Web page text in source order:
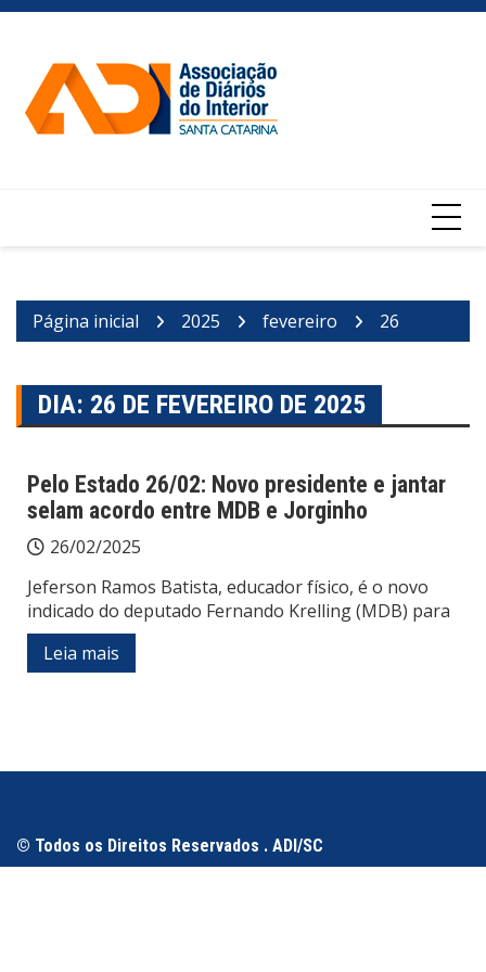
Ir
conteúdo
Página inicial 2025 fevereiro 26
DIA: 26 DE FEVEREIRO DE 2025
Pelo Estado 26/02: Novo presidente e jantar
selam acordo entre MDB e Jorginho
26/02/2025
Jeferson Ramos Batista, educador físico, é o novo
indicado do deputado Fernando Krelling (MDB) para
Leia mais
© Todos os Direitos Reservados . ADI/SC